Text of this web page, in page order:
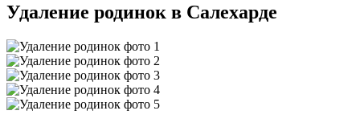
Удаление родинок в Салехарде